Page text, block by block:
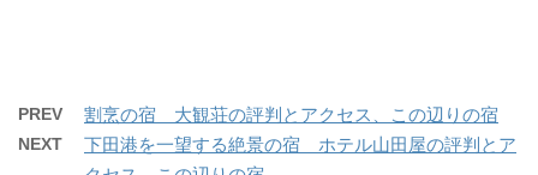
PREV 割烹の宿 大観荘の評判とアクセス、この辺りの宿
NEXT
下田港を一望する絶景の宿 ホテル山田屋の評判とア